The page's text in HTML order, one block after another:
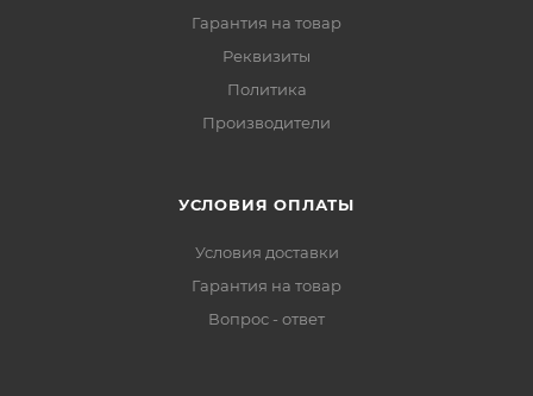
Гарантия на товар
Реквизиты
Политика
Производители
УСЛОВИЯ ОПЛАТЫ
Условия доставки
Гарантия на товар
Вопрос - ответ